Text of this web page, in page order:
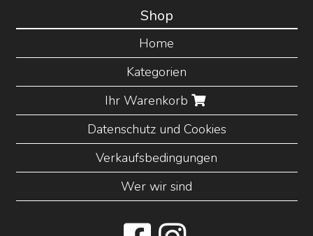
Shop
Home
Kategorien
Ihr Warenkorb
Datenschutz und Cookies
Verkaufsbedingungen
Wer wir sind